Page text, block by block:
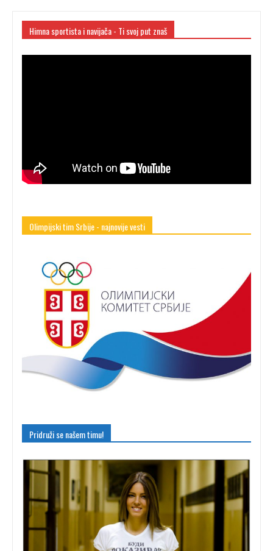
Himna sportista i navijača - Ti svoj put znaš
Olimpijski tim Srbije - najnovije vesti
Pridruži se našem timu!